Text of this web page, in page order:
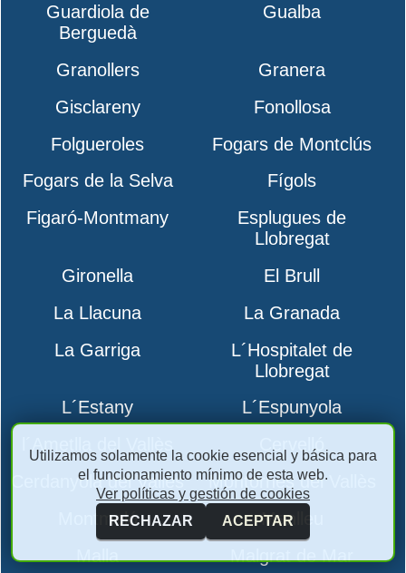
Guardiola de
Berguedà
Gualba
Granollers
Granera
Gisclareny
Fonollosa
Folgueroles
Fogars de Montclús
Fogars de la Selva
Fígols
Figaró-Montmany
Esplugues de
Llobregat
Gironella
El Brull
La Llacuna
La Granada
La Garriga
L´Hospitalet de
Llobregat
L´Estany
L´Espunyola
Cervelló
Cerdanyola del Vallès
Montornès del Vallès
Montmeló
Manlleu
Malla
Malgrat de Mar
Utilizamos solamente la cookie esencial y básica para
el funcionamiento mínimo de esta web.
Ver políticas y gestión de cookies
RECHAZAR
ACEPTAR